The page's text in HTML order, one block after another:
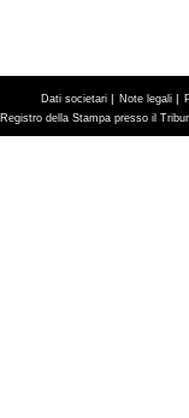
Dati societari | Note legali |
della Stampa presso il